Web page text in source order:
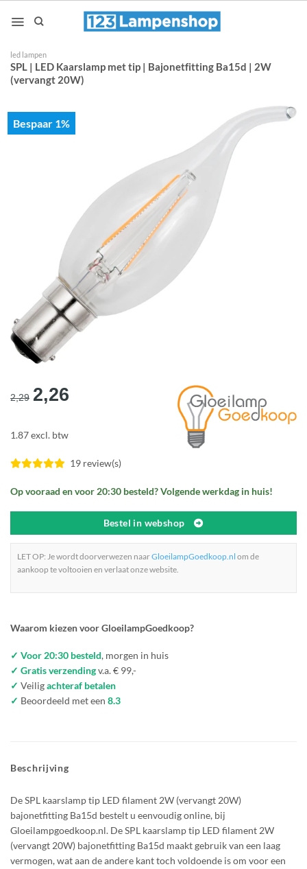
naar
led lampen
SPL | LED Kaarslamp met tip | Bajonetfitting Ba15d | 2W
(vervangt 20W)
Bespaar 1%
2,29 Oorspronkelijke
prijs
was:
2,26
1.87 excl. btw
19 review(s)
Op vooraad en voor 20:30 besteld? Volgende werkdag in huis!
Bestel in webshop
LET OP: Je wordt doorverwezen naarGloeilampGoedkoop.nl om de
aankoop te voltooien en verlaat onze website.
Waarom kiezen voor GloeilampGoedkoop?
✓ Voor 20:30 besteld, morgen in huis
✓ Gratis verzendingv.a. € 99,-
✓ Veiligachteraf betalen
✓ Beoordeeld met een 8.3
Beschrijving
De SPL kaarslamp tip LED filament 2W (vervangt 20W)
bajonetfitting Ba15d bestelt u eenvoudig online, bij
Gloeilampgoedkoop.nl. De SPL kaarslamp tip LED filament 2W
(vervangt 20W) bajonetfitting Ba15d maakt gebruik van een laag
vermogen, wat aan de andere kant toch voldoende is om voor een